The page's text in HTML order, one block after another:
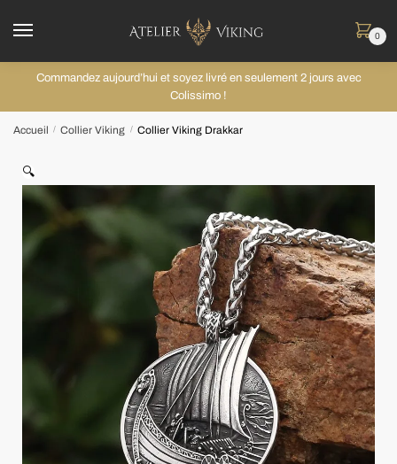
0
Commandez aujourd’hui et soyez livré en seulement 2 jours avec
Colissimo !
Accueil / Collier Viking / Collier Viking Drakkar
🔍